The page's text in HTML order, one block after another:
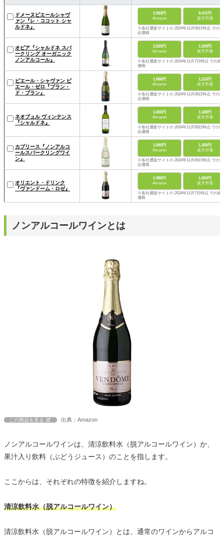
ドメーヌピエールシャヴ
ァン『レ・ココット シャ
ルドネ』
2,083円
Amazon
9,471円
楽天市場
※各社通販サイトの 2024年11月06日時点 での税
込価格
オピア『シャルドネ スパ
ークリング オーガニック
ノンアルコール』
2,025円
Amazon
1,620円
楽天市場
※各社通販サイトの 2024年11月7日時点 での税
価格
ピエール・シャヴァン ピ
エール・ゼロ『ブラン・
ド・ブラン』
1,686円
Amazon
1,210円
楽天市場
※各社通販サイトの 2024年11月06日時点 での税
込価格
ネオブュル ヴィンテンス
『シャルドネ』
1,650円
Amazon
1,428円
楽天市場
※各社通販サイトの 2024年11月06日時点 での税
込価格
カプリース『ノンアルコ
ールスパークリングワイ
ン』
1,690円
Amazon
1,280円
楽天市場
※各社通販サイトの 2024年11月06日時点 での税
込価格
オリエント・ドリンク
『ヴァンドーム・ロゼ』
1,980円
Amazon
1,684円
楽天市場
※各社通販サイトの 2024年11月7日時点 での税
価格
ノンアルコールワインとは
この商品を見る 出典：Amazon
ノンアルコールワインは、清涼飲料水（脱アルコールワイン）か、
果汁入り飲料（ぶどうジュース）のことを指します。
ここからは、それぞれの特徴を紹介しますね。
清涼飲料水（脱アルコールワイン）
清涼飲料水（脱アルコールワイン）とは、通常のワインからアルコ